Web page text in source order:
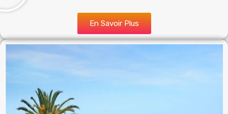
En Savoir Plus